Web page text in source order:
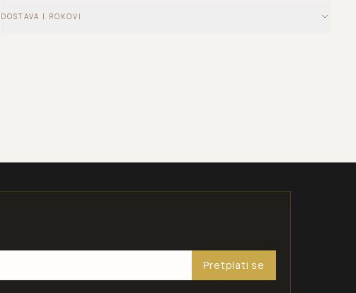
DOSTAVA I ROKOVI
Pretplati se